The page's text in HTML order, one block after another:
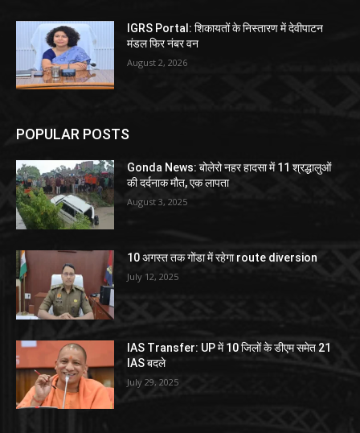
IGRS Portal: शिकायतों के निस्तारण में देवीपाटन
मंडल फिर नंबर वन
August 2, 2026
POPULAR POSTS
Gonda News: बोलेरो नहर हादसा में 11 श्रद्धालुओं
की दर्दनाक मौत, एक लापता
August 3, 2025
10 अगस्त तक गोंडा में रहेगा route diversion
July 12, 2025
IAS Transfer: UP में 10 जिलों के डीएम समेत 21
IAS बदले
July 29, 2025